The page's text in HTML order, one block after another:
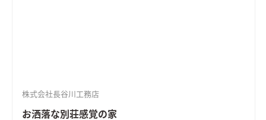
株式会社長谷川工務店
お洒落な別荘感覚の家